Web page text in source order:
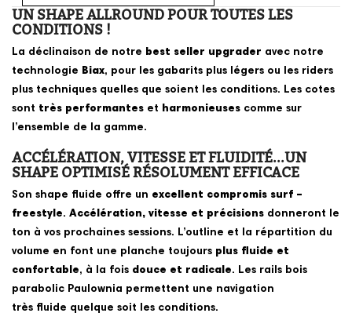
UN SHAPE ALLROUND POUR TOUTES LES
CONDITIONS !
La déclinaison de notre best seller upgrader avec notre
technologie Biax, pour les gabarits plus légers ou les riders
plus techniques quelles que soient les conditions. Les cotes
sont très performantes et harmonieuses comme sur
l’ensemble de la gamme.
ACCÉLÉRATION, VITESSE ET FLUIDITÉ...UN
SHAPE OPTIMISÉ RÉSOLUMENT EFFICACE
Son shape fluide offre un excellent compromis surf –
freestyle. Accélération, vitesse et précisions donneront le
ton à vos prochaines sessions. L’outline et la répartition du
volume en font une planche toujours plus fluide et
confortable, à la fois douce et radicale. Les rails bois
parabolic Paulownia permettent une navigation
très fluide quelque soit les conditions.